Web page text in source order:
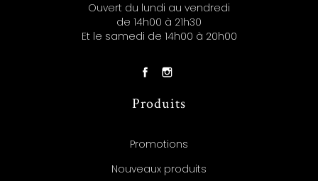
Ouvert du lundi au vendredi
de 14h00 à 21h30
Et le samedi de 14h00 à 20h00
Produits
Promotions
Nouveaux produits